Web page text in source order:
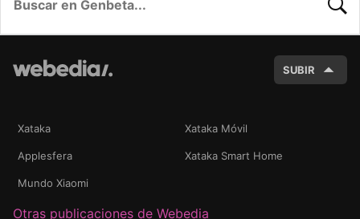
SUBIR
Xataka Xataka Móvil
Applesfera Xataka Smart Home
Mundo Xiaomi
Otras publicaciones de Webedia